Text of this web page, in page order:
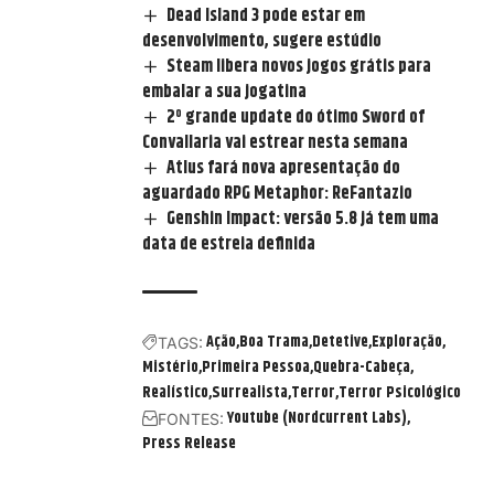
Dead Island 3 pode estar em
desenvolvimento, sugere estúdio
Steam libera novos jogos grátis para
embalar a sua jogatina
2º grande update do ótimo Sword of
Convallaria vai estrear nesta semana
Atlus fará nova apresentação do
aguardado RPG Metaphor: ReFantazio
Genshin Impact: versão 5.8 já tem uma
data de estreia definida
TAGS: Ação Boa Trama Detetive Exploração
Mistério Primeira Pessoa Quebra-Cabeça
Realístico Surrealista Terror Terror Psicológico
FONTES: Youtube (Nordcurrent Labs)
Press Release